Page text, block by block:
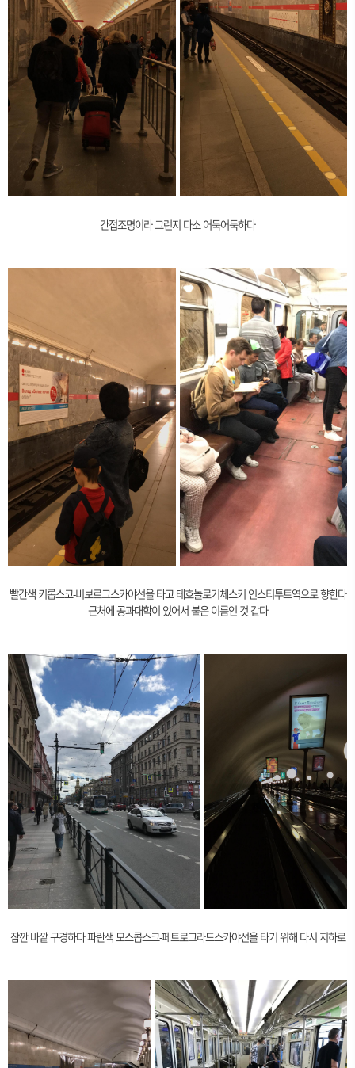
간접조명이라 그런지 다소 어둑어둑하다
빨간색 키롭스코-비보르그스카야선을 타고 테흐놀로기체스키 인스티투트역으로 향한다
근처에 공과대학이 있어서 붙은 이름인 것 같다
잠깐 바깥 구경하다 파란색 모스콥스코-페트로그라드스카야선을 타기 위해 다시 지하로